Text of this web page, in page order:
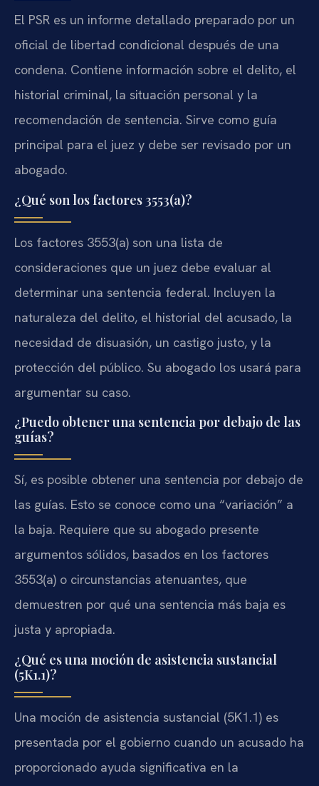
El PSR es un informe detallado preparado por un
oficial de libertad condicional después de una
condena. Contiene información sobre el delito, el
historial criminal, la situación personal y la
recomendación de sentencia. Sirve como guía
principal para el juez y debe ser revisado por un
abogado.
¿Qué son los factores 3553(a)?
Los factores 3553(a) son una lista de
consideraciones que un juez debe evaluar al
determinar una sentencia federal. Incluyen la
naturaleza del delito, el historial del acusado, la
necesidad de disuasión, un castigo justo, y la
protección del público. Su abogado los usará para
argumentar su caso.
¿Puedo obtener una sentencia por debajo de las
guías?
Sí, es posible obtener una sentencia por debajo de
las guías. Esto se conoce como una “variación” a
la baja. Requiere que su abogado presente
argumentos sólidos, basados en los factores
3553(a) o circunstancias atenuantes, que
demuestren por qué una sentencia más baja es
justa y apropiada.
¿Qué es una moción de asistencia sustancial
(5K1.1)?
Una moción de asistencia sustancial (5K1.1) es
presentada por el gobierno cuando un acusado ha
proporcionado ayuda significativa en la